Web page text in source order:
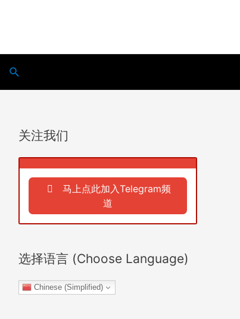
搜
关注我们
马上点此加入Telegram频
道
选择语言 (Choose Language)
Chinese (Simplified)